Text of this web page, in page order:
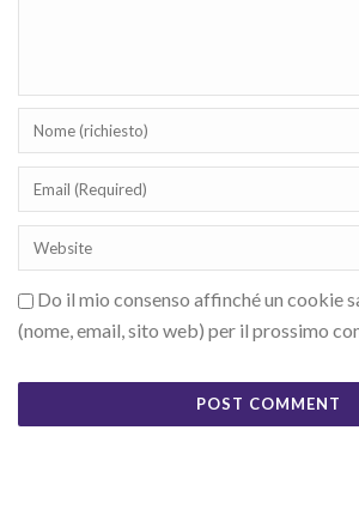
Do il mio consenso affinché un cookie
(nome, email, sito web) per il prossimo